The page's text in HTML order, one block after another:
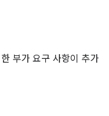
부가 요구 사항이 추가